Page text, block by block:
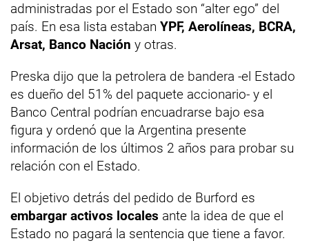
administradas por el Estado son “alter ego” del
país. En esa lista estaban YPF, Aerolíneas, BCRA,
Arsat, Banco Nación y otras.
Preska dijo que la petrolera de bandera -el Estado
es dueño del 51% del paquete accionario- y el
Banco Central podrían encuadrarse bajo esa
figura y ordenó que la Argentina presente
información de los últimos 2 años para probar su
relación con el Estado.
El objetivo detrás del pedido de Burford es
embargar activos locales ante la idea de que el
Estado no pagará la sentencia que tiene a favor.